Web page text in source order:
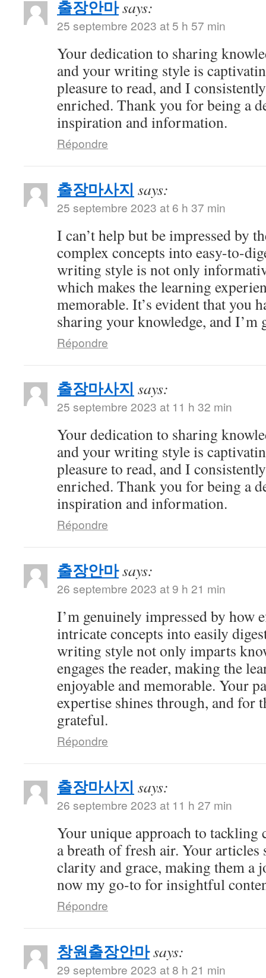
출장안마says:
25 septembre 2023 at 5 h 57 min
Your dedication to sharing
and your writing style is
pleasure to read, and I
enriched. Thank you for being a
inspiration and information.
Répondre
출장마사지 says:
25 septembre 2023 at 6 h 37 min
I can’t help but be impressed by
complex concepts into easy-to-
writing style is not only
which makes the learning
memorable. It’s evident that you
sharing your knowledge, and I’m
Répondre
출장마사지 says:
25 septembre 2023 at 11 h 32 min
Your dedication to sharing
and your writing style is
pleasure to read, and I
enriched. Thank you for being a
inspiration and information.
Répondre
출장안마says:
26 septembre 2023 at 9 h 21 min
I’m genuinely impressed by how
intricate concepts into easily
writing style not only imparts
engages the reader, making the
enjoyable and memorable. Your
expertise shines through, and for
grateful.
Répondre
출장마사지 says:
26 septembre 2023 at 11 h 27 min
Your unique approach to tackling
a breath of fresh air. Your
clarity and grace, making them a
now my go-to for insightful
Répondre
창원출장안마says:
29 septembre 2023 at 8 h 21 min